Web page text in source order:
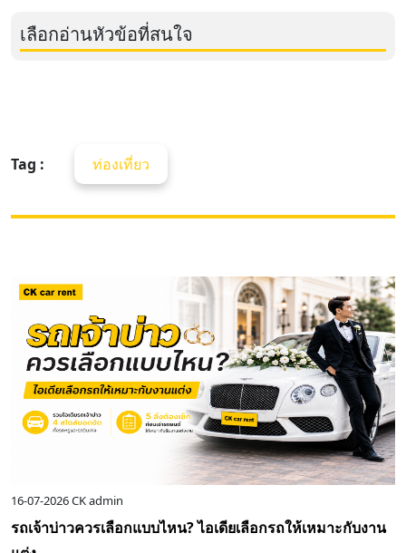
เลือกอ่านหัวข้อที่สนใจ
Tag : ท่องเที่ยว
CK admin
ในกรุงเทพ-ใกล้กรุงเทพ ไปไหนดี? รวมที่เที่ยว
แจกแพล